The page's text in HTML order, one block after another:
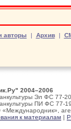
авторы | Архив|
2004–2006
Эл ФС 77-
ПИ ФС 77-
к материалам |